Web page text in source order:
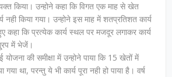
किया। उन्होने कहा कि विगत एक माह से खेत
नही किया गया। उन्होने इस माह में शतप्रतिशत कार्य
कहा कि प्रत्येक कार्य स्थल पर मजदूर लगाकर कार्य
में भेजें।
योजना की समीक्षा में उन्होने पाया कि 15 खेतों में
गया था, परन्तु ये भी कार्य पूरा नही हो पाया है। वर्ष